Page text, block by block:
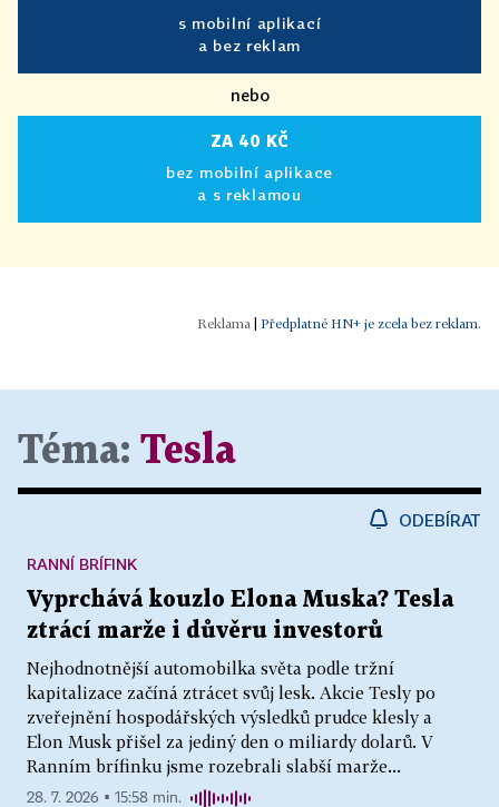
s mobilní aplikací
a bez reklam
nebo
ZA 40 KČ
bez mobilní aplikace
a s reklamou
| Předplatné HN+ je zcela bez reklam.
Téma: Tesla
ODEBÍRAT
Vyprchává kouzlo Elona Muska? Tesla
ztrácí marže i důvěru investorů
Nejhodnotnější automobilka světa podle tržní
kapitalizace začíná ztrácet svůj lesk. Akcie Tesly po
zveřejnění hospodářských výsledků prudce klesly a
Elon Musk přišel za jediný den o miliardy dolarů. V
Ranním brífinku jsme rozebrali slabší marže...
RANNÍ BRÍFINK
28. 7. 2026 ▪ 15:58 min.